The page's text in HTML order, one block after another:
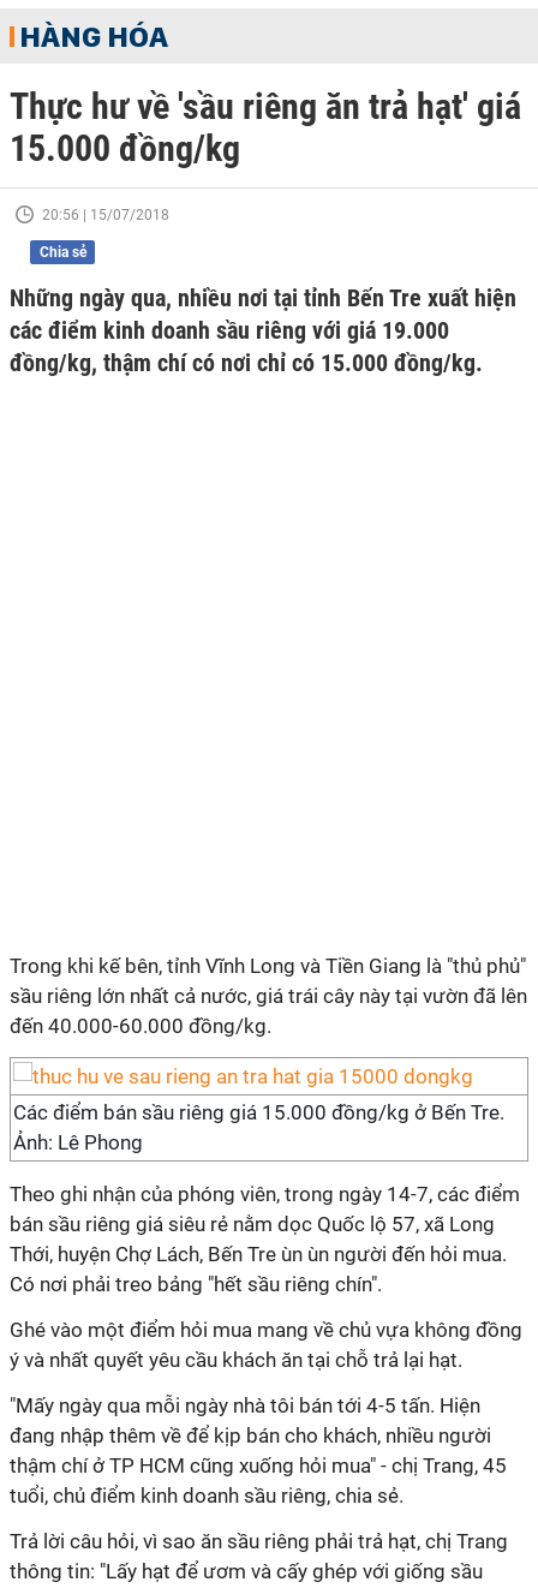
HÀNG HÓA
Thực hư về 'sầu riêng ăn trả hạt' giá
15.000 đồng/kg
20:56 | 15/07/2018
Chia sẻ
Những ngày qua, nhiều nơi tại tỉnh Bến Tre xuất hiện
các điểm kinh doanh sầu riêng với giá 19.000
đồng/kg, thậm chí có nơi chỉ có 15.000 đồng/kg.
Trong khi kế bên, tỉnh Vĩnh Long và Tiền Giang là "thủ phủ"
sầu riêng lớn nhất cả nước, giá trái cây này tại vườn đã lên
đến 40.000-60.000 đồng/kg.
Các điểm bán sầu riêng giá 15.000 đồng/kg ở Bến Tre.
Ảnh: Lê Phong
Theo ghi nhận của phóng viên, trong ngày 14-7, các điểm
bán sầu riêng giá siêu rẻ nằm dọc Quốc lộ 57, xã Long
Thới, huyện Chợ Lách, Bến Tre ùn ùn người đến hỏi mua.
Có nơi phải treo bảng "hết sầu riêng chín".
Ghé vào một điểm hỏi mua mang về chủ vựa không đồng
ý và nhất quyết yêu cầu khách ăn tại chỗ trả lại hạt.
"Mấy ngày qua mỗi ngày nhà tôi bán tới 4-5 tấn. Hiện
đang nhập thêm về để kịp bán cho khách, nhiều người
thậm chí ở TP HCM cũng xuống hỏi mua" - chị Trang, 45
tuổi, chủ điểm kinh doanh sầu riêng, chia sẻ.
Trả lời câu hỏi, vì sao ăn sầu riêng phải trả hạt, chị Trang
thông tin: "Lấy hạt để ươm và cấy ghép với giống sầu